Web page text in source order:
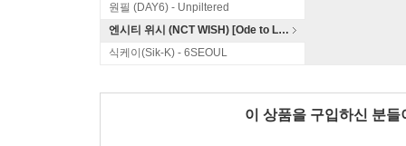
원필 (DAY6) - Unpiltered
엔시티 위시 (NCT WISH) [Ode to Love]
식케이(Sik-K) - 6SEOUL
이 상품을 구입하신 분